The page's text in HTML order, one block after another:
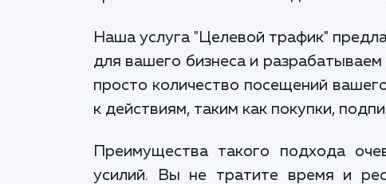
Наша услуга "Целевой трафик"
для вашего бизнеса и
просто количество посещений
к действиям, таким как покупки,
Преимущества такого подхода
усилий. Вы не тратите время и